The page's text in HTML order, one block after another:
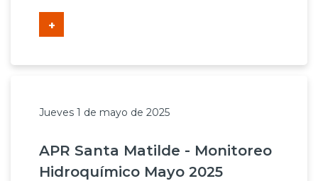
+
Jueves 1 de mayo de 2025
APR Santa Matilde - Monitoreo
Hidroquímico Mayo 2025